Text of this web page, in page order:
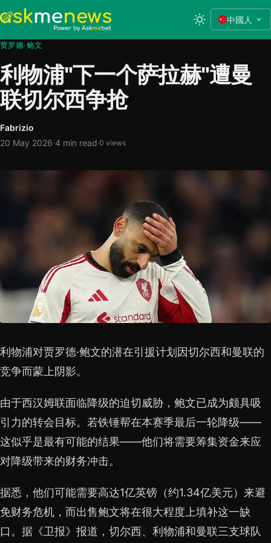
中國人
贾罗德·鲍文
利物浦"下一个萨拉赫"遭曼
联切尔西争抢
Fabrizio
20 May 2026·4 min read·0 views
利物浦对贾罗德·鲍文的潜在引援计划因切尔西和曼联的
竞争而蒙上阴影。
由于西汉姆联面临降级的迫切威胁，鲍文已成为颇具吸
引力的转会目标。若铁锤帮在本赛季最后一轮降级——
这似乎是最有可能的结果——他们将需要筹集资金来应
对降级带来的财务冲击。
据悉，他们可能需要高达1亿英镑（约1.34亿美元）来避
免财务危机，而出售鲍文将在很大程度上填补这一缺
口。据《卫报》报道，切尔西、利物浦和曼联三支球队